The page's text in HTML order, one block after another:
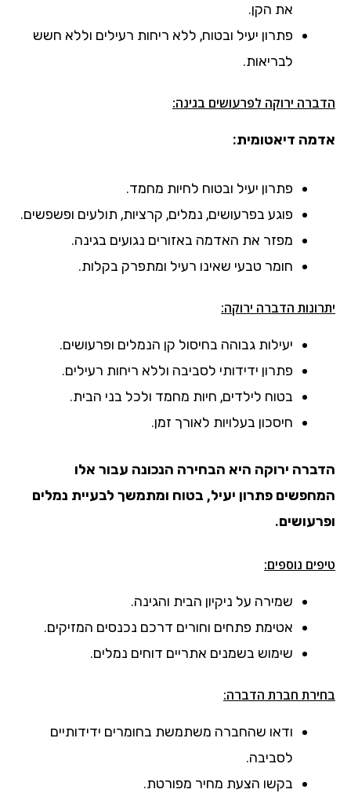
את הקן.
פתרון יעיל ובטוח, ללא ריחות רעילים וללא חשש
לבריאות.
הדברה ירוקה לפרעושים בגינה:
אדמה דיאטומית:
פתרון יעיל ובטוח לחיות מחמד.
פוגע בפרעושים, נמלים, קרציות, תולעים ופשפשים.
מפזר את האדמה באזורים נגועים בגינה.
חומר טבעי שאינו רעיל ומתפרק בקלות.
יתרונות הדברה ירוקה:
יעילות גבוהה בחיסול קן הנמלים ופרעושים.
פתרון ידידותי לסביבה וללא ריחות רעילים.
בטוח לילדים, חיות מחמד ולכל בני הבית.
חיסכון בעלויות לאורך זמן.
הדברה ירוקה היא הבחירה הנכונה עבור אלו
המחפשים פתרון יעיל, בטוח ומתמשך לבעיית נמלים
ופרעושים.
טיפים נוספים:
שמירה על ניקיון הבית והגינה.
אטימת פתחים וחורים דרכם נכנסים המזיקים.
שימוש בשמנים אתריים דוחים נמלים.
בחירת חברת הדברה:
ודאו שהחברה משתמשת בחומרים ידידותיים
לסביבה.
בקשו הצעת מחיר מפורטת.